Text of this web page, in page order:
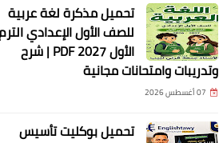
تحميل مذكرة لغة عربية
للصف الأول الإعدادي
الأول 2027 PDF | شرح
وتدريبات وامتحانات مجانية
07 أغسطس 2026
تحميل بوكليت تأسيس